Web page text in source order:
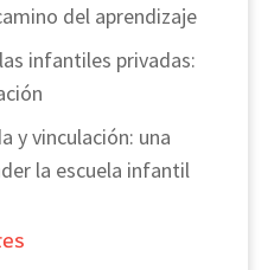
del aprendizaje
infantiles privadas:
y vinculación: una
la escuela infantil